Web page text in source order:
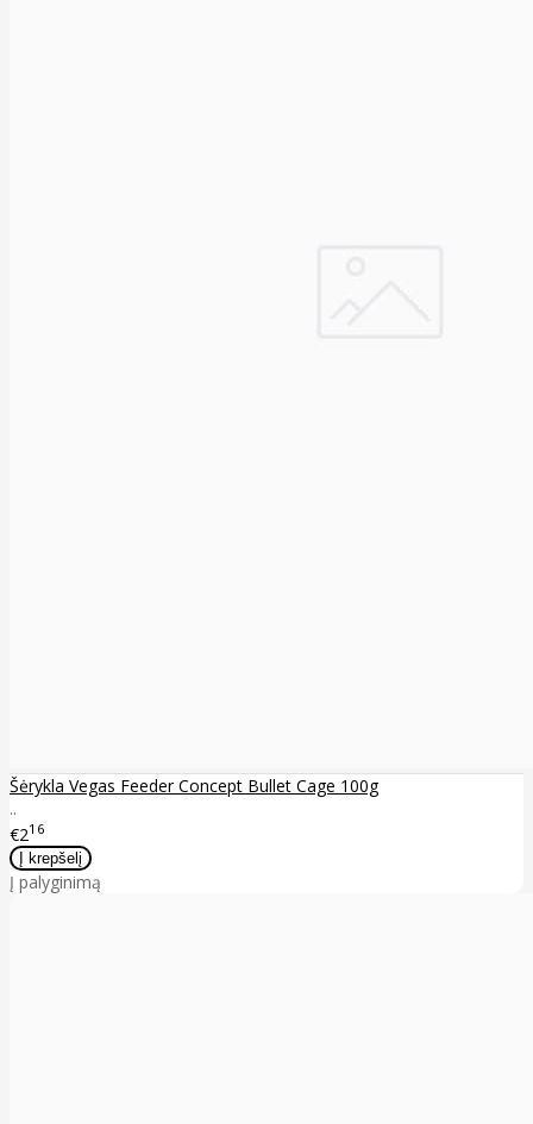
Šėrykla Vegas Feeder Concept Bullet Cage 100g
..
€216
Į palyginimą